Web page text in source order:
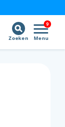
9
Menu
Zoeken